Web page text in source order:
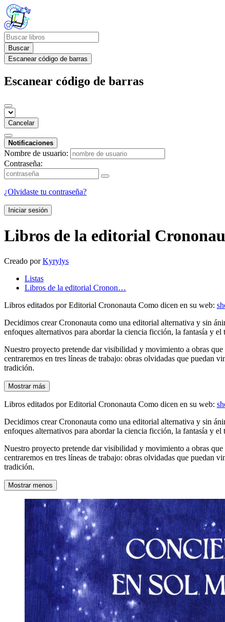
Buscar
Escanear código de barras
Escanear código de barras
Cancelar
Notificaciones
Nombre de usuario:
Contraseña:
¿Olvidaste tu contraseña?
Iniciar sesión
Libros de la editorial
Creado porKyrylys
Listas
Libros de la editorial Cronon…
Libros editados por Editorial Crononauta Como dicen en su web:
Decidimos crear Crononauta como una editorial alternativa y sin
enfoques alternativos para abordar la ciencia ficción, la fantasía y
Nuestro proyecto pretende dar visibilidad y movimiento a obras
centraremos en tres líneas de trabajo: obras olvidadas que puedan
tradición.
Mostrar más
Libros editados por Editorial Crononauta Como dicen en su web:
Decidimos crear Crononauta como una editorial alternativa y sin
enfoques alternativos para abordar la ciencia ficción, la fantasía y
Nuestro proyecto pretende dar visibilidad y movimiento a obras
centraremos en tres líneas de trabajo: obras olvidadas que puedan
tradición.
Mostrar menos